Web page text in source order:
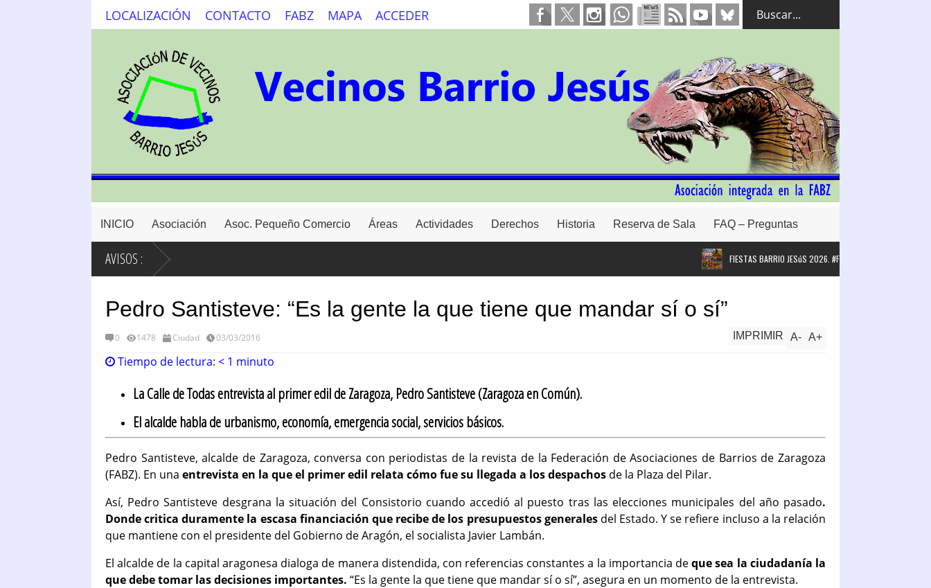
LOCALIZACIÓN CONTACTO FABZ MAPA ACCEDER
INICIO Asociación Asoc. Pequeño Comercio Áreas Actividades Derechos Historia Reserva de Sala FAQ – Preguntas
AVISOS : FIESTAS BARRIO JESúS 2026. #FBJ26
Pedro Santisteve: “Es la gente la que tiene que mandar sí o sí”
0 1478 Ciudad 03/03/2016 A+
A-
IMPRIMIR
Tiempo de lectura: < 1 minuto
La Calle de Todas entrevista al primer edil de Zaragoza, Pedro Santisteve (Zaragoza en Común).
El alcalde habla de urbanismo, economía, emergencia social, servicios básicos.
Pedro Santisteve, alcalde de Zaragoza, conversa con periodistas de la revista de la Federación de Asociaciones de Barrios de Zaragoza
(FABZ). En una entrevista en la que el primer edil relata cómo fue su llegada a los despachos de la Plaza del Pilar.
Así, Pedro Santisteve desgrana la situación del Consistorio cuando accedió al puesto tras las elecciones municipales del año pasado.
Donde critica duramente la escasa financiación que recibe de los presupuestos generalesdel Estado. Y se refiere incluso a la relación
que mantiene con el presidente del Gobierno de Aragón, el socialista Javier Lambán.
El alcalde de la capital aragonesa dialoga de manera distendida, con referencias constantes a la importancia deque sea la ciudadanía la
que debe tomar las decisiones importantes. “Es la gente la que tiene que mandar sí o sí”, asegura en un momento de la entrevista.